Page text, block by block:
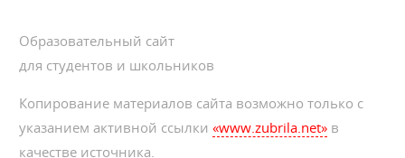
Образовательный сайт
для студентов и школьников
Копирование материалов сайта возможно только с
указанием активной ссылки«www.zubrila.net» в
качестве источника.